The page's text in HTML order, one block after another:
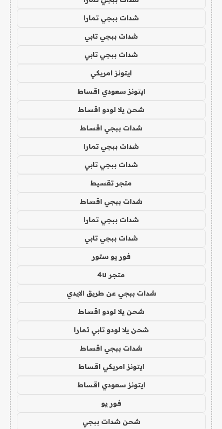
شدات ببجي تمارا
شدات ببجي تابي
شدات ببجي تابي
ايتونز امريكي
ايتونز سعودي اقساط
شحن يلا لودو اقساط
شدات ببجي اقساط
شدات ببجي تمارا
شدات ببجي تابي
متجر تقسيط
شدات ببجي اقساط
شدات ببجي تمارا
شدات ببجي تابي
فور يو ستور
متجر 4u
شدات ببجي عن طريق الايدي
شحن يلا لودو اقساط
شحن يلا لودو تابي تمارا
شدات ببجي اقساط
ايتونز امريكي اقساط
ايتونز سعودي اقساط
فور يو
شحن شدات ببجي